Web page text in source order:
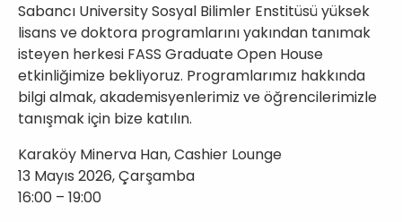
Sabancı UniversitySosyal Bilimler Enstitüsü yüksek
lisans ve doktora programlarını yakından tanımak
isteyen herkesi FASS Graduate Open House
etkinliğimize bekliyoruz. Programlarımız hakkında
bilgi almak, akademisyenlerimiz ve öğrencilerimizle
tanışmak için bize katılın.
Karaköy Minerva Han, Cashier Lounge
13 Mayıs 2026, Çarşamba
16:00 – 19:00